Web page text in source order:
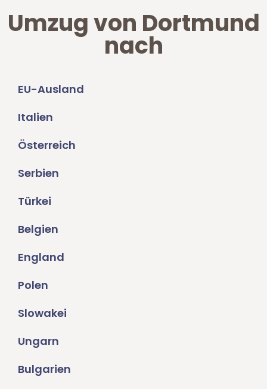
Umzug von Dortmund
nach
EU-Ausland
Italien
Österreich
Serbien
Türkei
Belgien
England
Polen
Slowakei
Ungarn
Bulgarien